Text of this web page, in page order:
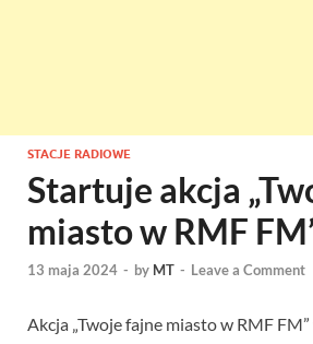
STACJE RADIOWE
Startuje akcja
miasto w RMF
13 maja 2024 - by MT - Leave a Comment
Akcja „Twoje fajne miasto w RMF